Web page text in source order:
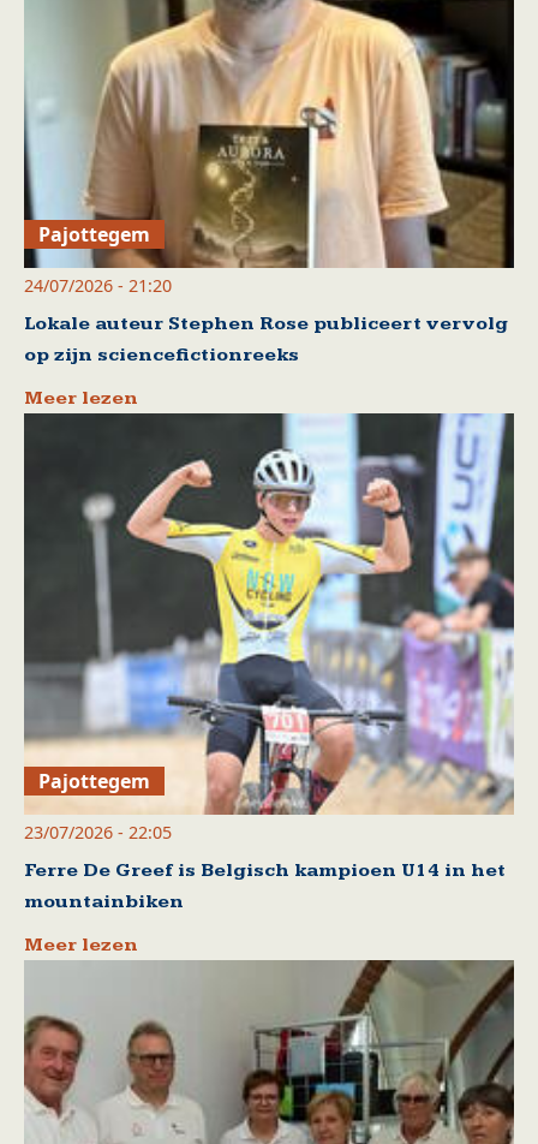
Pajottegem
24/07/2026 - 21:20
Lokale auteur Stephen Rose publiceert vervolg
op zijn sciencefictionreeks
Meer lezen
Pajottegem
23/07/2026 - 22:05
Ferre De Greef is Belgisch kampioen U14 in het
mountainbiken
Meer lezen